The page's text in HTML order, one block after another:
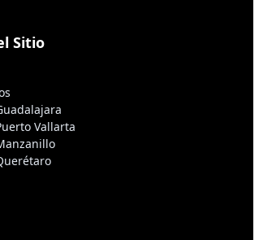
Sitio
Vallarta